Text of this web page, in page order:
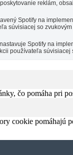
reklám,
Spotify na
súvisiacej so
Spotify na
používateľa súvisiacej
čo pomáha pri
cookie